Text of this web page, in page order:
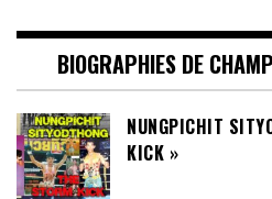
BIOGRAPHIES DE
NUNGPICHIT
KICK »